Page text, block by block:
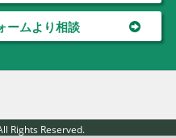
ームより相談
Rights Reserved.